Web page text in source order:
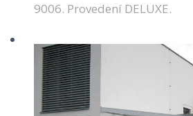
9006. Provedení DELUXE.